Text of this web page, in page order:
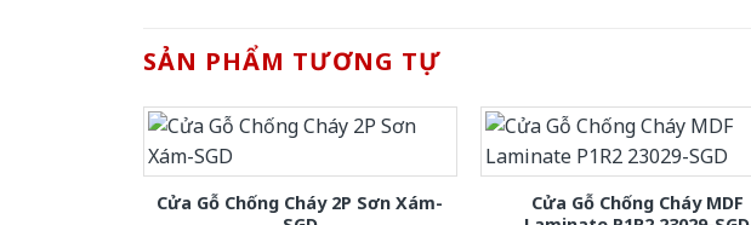
SẢN PHẨM TƯƠNG TỰ
Cửa Gỗ Chống Cháy 2P Sơn Xám-
Cửa Gỗ Chống Cháy MDF